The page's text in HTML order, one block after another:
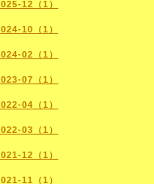
12（1）
10（1）
02（1）
07（1）
04（1）
03（1）
12（1）
11（1）